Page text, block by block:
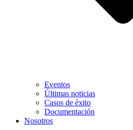
Eventos
Últimas noticias
Casos de éxito
Documentación
Nosotros